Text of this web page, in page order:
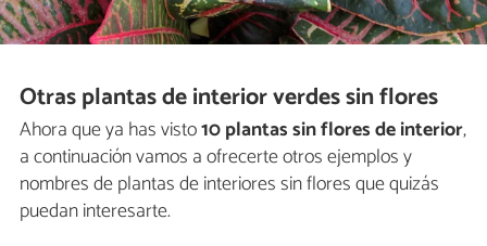
Otras plantas de interior verdes sin flores
Ahora que ya has visto10 plantas sin flores de interior,
a continuación vamos a ofrecerte otros ejemplos y
nombres de plantas de interiores sin flores que quizás
puedan interesarte.